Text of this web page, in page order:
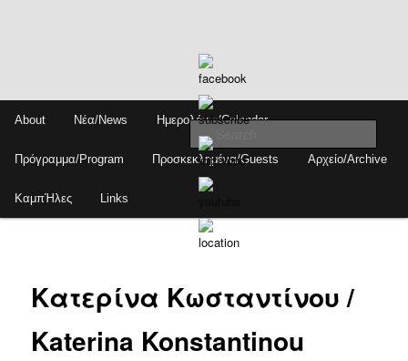
content
menu
About Νέα/News Ημερολόγιο/Calendar
Πρόγραμμα/Program Προσκεκλημένα/Guests Αρχείο/Archive
ΚαμπΉλες Links
Κατερίνα Κωσταντίνου /
Katerina Konstantinou